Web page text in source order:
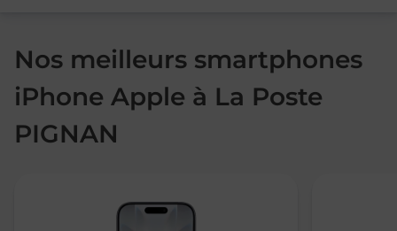
Nos meilleurs smartphones
iPhone Apple à La Poste
PIGNAN